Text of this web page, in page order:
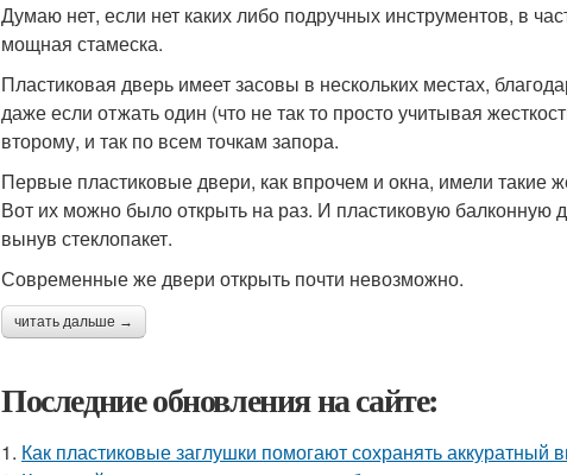
Думаю нет, если нет каких либо подручных инструментов, в
мощная стамеска.
Пластиковая дверь имеет засовы в нескольких местах,
даже если отжать один (что не так то просто учитывая
второму, и так по всем точкам запора.
Первые пластиковые двери, как впрочем и окна, имели такие
Вот их можно было открыть на раз. И пластиковую балконную
вынув стеклопакет.
Современные же двери открыть почти невозможно.
читать дальше →
Последние обновления на сайте:
1. Как пластиковые заглушки помогают сохранять аккуратный